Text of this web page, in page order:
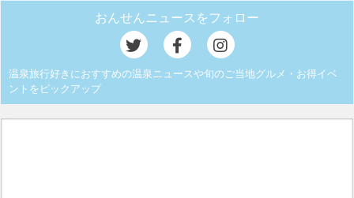
おんせんニュースをフォロー
温泉旅行好きにおすすめの温泉ニュースや旬のご当地グルメ・お得イベ
ントをピックアップ